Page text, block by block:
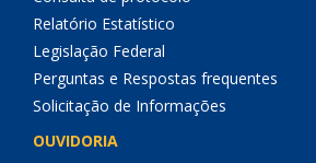
Relatório Estatístico
Legislação Federal
Perguntas e Respostas frequentes
Solicitação de Informações
OUVIDORIA